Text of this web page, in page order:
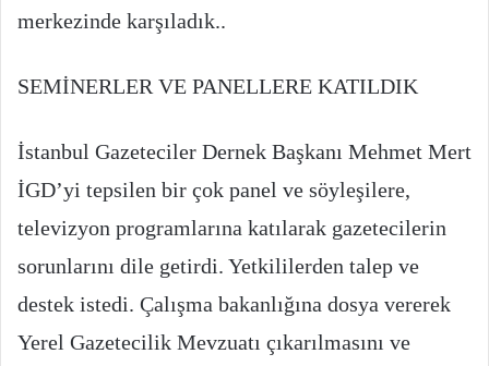
merkezinde karşıladık..
SEMİNERLER VE PANELLERE KATILDIK
İstanbul Gazeteciler Dernek Başkanı Mehmet Mert
İGD’yi tepsilen bir çok panel ve söyleşilere,
televizyon programlarına katılarak gazetecilerin
sorunlarını dile getirdi. Yetkililerden talep ve
destek istedi. Çalışma bakanlığına dosya vererek
Yerel Gazetecilik Mevzuatı çıkarılmasını ve